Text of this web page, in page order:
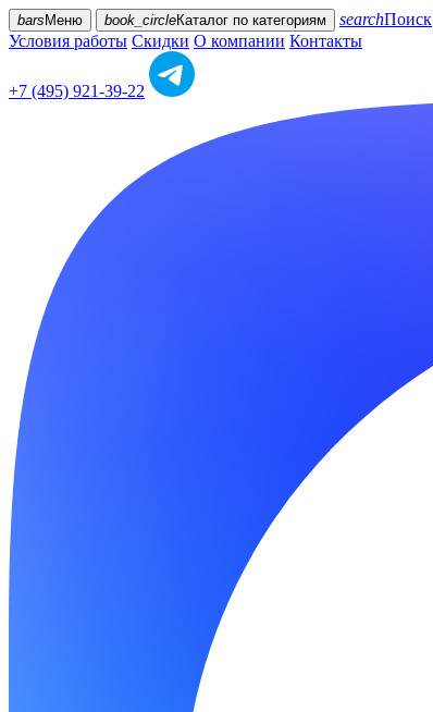
bars Меню book_circleКаталог по категориям searchПоиск
Условия работы Скидки О компании Контакты
+7 (495) 921-39-22